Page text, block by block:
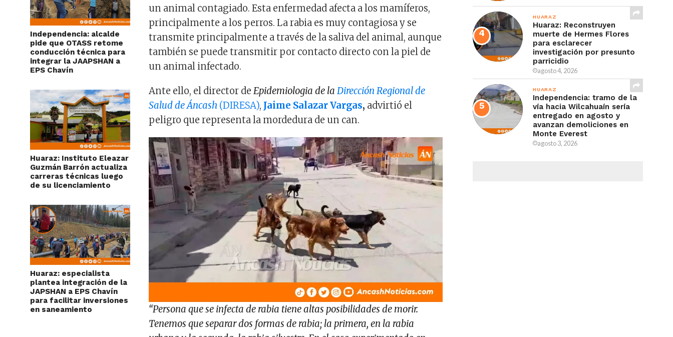
Independencia: alcalde
pide que OTASS retome
conducción técnica para
integrar la JAAPSHAN a
EPS Chavín
Huaraz: Instituto Eleazar
Guzmán Barrón actualiza
carreras técnicas luego
de su licenciamiento
Huaraz: especialista
plantea integración de la
JAPSHAN a EPS Chavín
para facilitar inversiones
en saneamiento
un animal contagiado. Esta enfermedad afecta a los mamíferos,
principalmente a los perros. La rabia es muy contagiosa y se
transmite principalmente a través de la saliva del animal, aunque
también se puede transmitir por contacto directo con la piel de
un animal infectado.
Ante ello, el director de Epidemiologia de la Dirección Regional de
Salud de Áncash (DIRESA), Jaime Salazar Vargas, advirtió el
peligro que representa la mordedura de un can.
“Persona que se infecta de rabia tiene altas posibilidades de morir.
Tenemos que separar dos formas de rabia; la primera, en la rabia
HUARAZ
Huaraz: Reconstruyen
muerte de Hermes Flores
para esclarecer
investigación por presunto
parricidio
agosto 4, 2026
HUARAZ
Independencia: tramo de la
vía hacia Wilcahuaín sería
entregado en agosto y
avanzan demoliciones en
Monte Everest
agosto 3, 2026